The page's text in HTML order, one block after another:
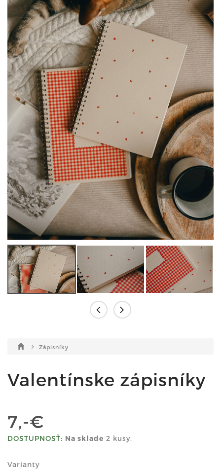
Zápisníky
Valentínske zápisníky
7,-€
DOSTUPNOSŤ: Na sklade 2 kusy.
Varianty